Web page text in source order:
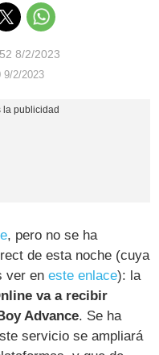
8/2/2023
9/2/2023
, pero no se ha
de esta noche (cuya
ver eneste enlace): la
va a recibir
Advance. Se ha
servicio se ampliará